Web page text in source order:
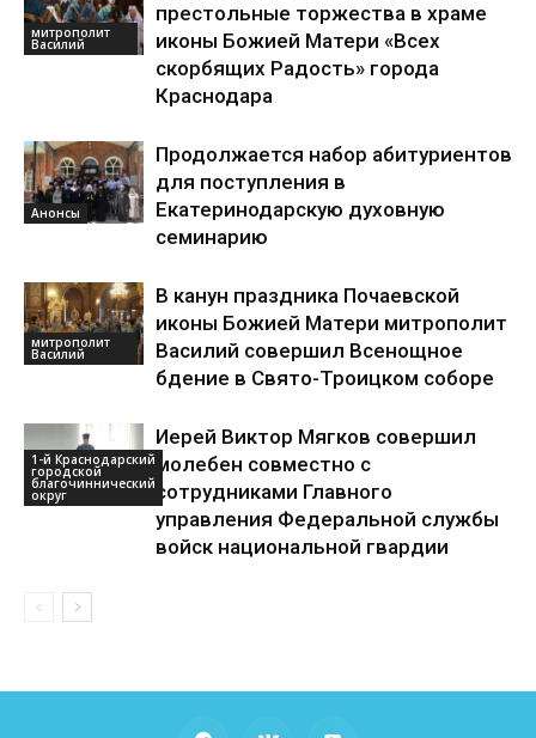
митрополит
Василий
престольные торжества в храме
иконы Божией Матери «Всех
скорбящих Радость» города
Краснодара
Анонсы
Продолжается набор абитуриентов
для поступления в
Екатеринодарскую духовную
семинарию
митрополит
Василий
В канун праздника Почаевской
иконы Божией Матери митрополит
Василий совершил Всенощное
бдение в Свято-Троицком соборе
1-й Краснодарский
городской
благочиннический
округ
Иерей Виктор Мягков совершил
молебен совместно с
сотрудниками Главного
управления Федеральной службы
войск национальной гвардии